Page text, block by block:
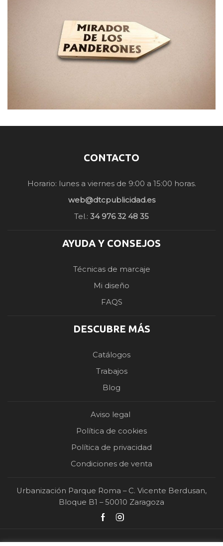
CONTACTO
Horario: lunes a viernes de 9:00 a 15:00 horas.
web@dtcpublicidad.es
Tel.: 34 976 32 48 35
AYUDA Y CONSEJOS
Técnicas de marcaje
Mi diseño
FAQS
DESCUBRE MÁS
Catálogos
Trabajos
Blog
Aviso legal
Política de cookies
Política de privacidad
Condiciones de venta
Urbanización Parque Roma – C. Vicente Berdusan,
Bloque B1 – 50010 Zaragoza